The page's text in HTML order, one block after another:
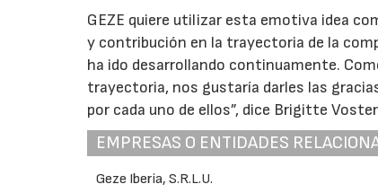
GEZE quiere utilizar esta emotiva idea
y contribución en la trayectoria de la
ha ido desarrollando continuamente.
trayectoria, nos gustaría darles las
por cada uno de ellos”, dice Brigitte
EMPRESAS O ENTIDADES
Geze Iberia, S.R.L.U.